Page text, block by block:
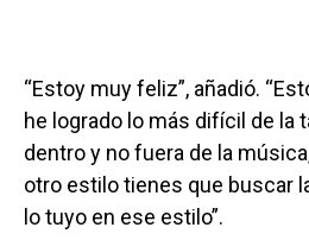
“Estoy muy feliz”, añadió.
he logrado lo más difícil de la
dentro y no fuera de la
otro estilo tienes que buscar
lo tuyo en ese estilo”.